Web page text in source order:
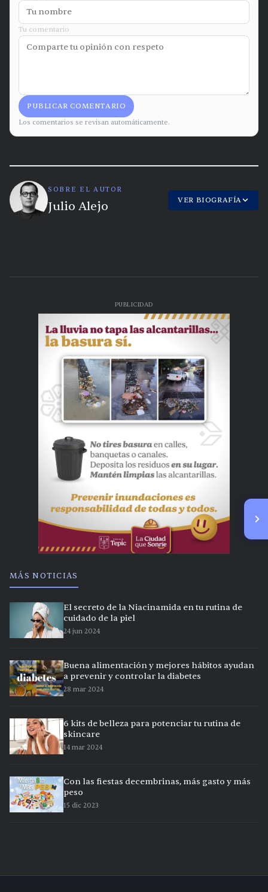
Tu comentario
PUBLICAR COMENTARIO
Los comentarios se revisan automáticamente.
SOBRE EL AUTOR
Julio Alejo VER BIOGRAFÍA
PUBLICIDAD
MÁS NOTICIAS
El secreto de la Niacinamida en tu rutina de
cuidado de la piel
24 jun 2024
Buena alimentación y mejores hábitos ayudan
a prevenir y controlar la diabetes
28 mar 2024
6 kits de belleza para potenciar tu rutina de
skincare
14 mar 2024
Con las fiestas decembrinas, más gasto y más
peso
15 dic 2023